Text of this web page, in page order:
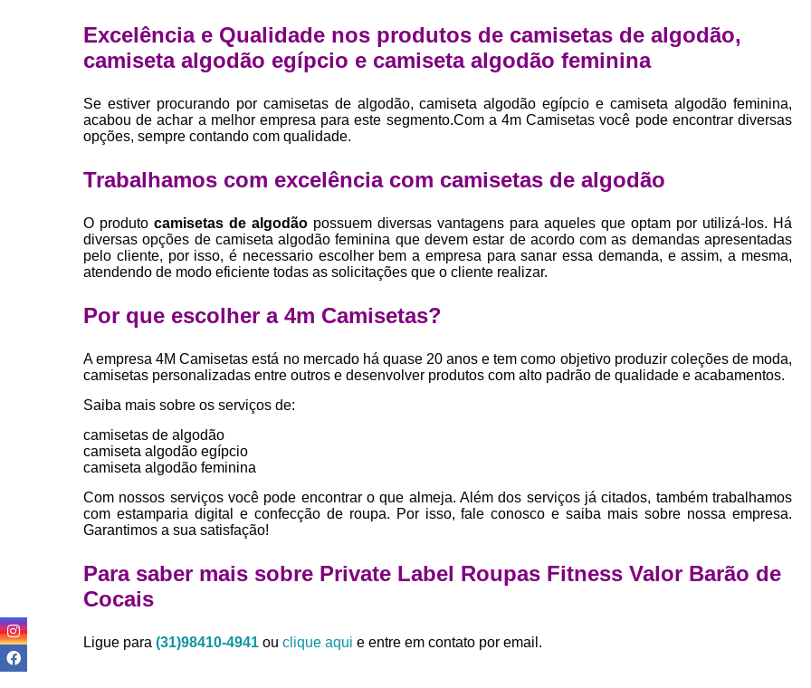
Desenvolvimento
Desenvolvimento de Estampas
Desenvolvimento Estampa de
Empresa Private Label
Private
Private Label Roupas
Estamparia de Camiseta
Estamparia Digital para Camisetas de
Estamparia em Camiseta de
Estamparia Digital em Tecido
Fábrica Camiseta
Excelência e Qualidade nos produtos de camisetas de algodão,
camiseta algodão egípcio e camiseta algodão feminina
Se estiver procurando por camisetas de algodão, camiseta algodão egípcio e camiseta algodão feminina,
acabou de achar a melhor empresa para este segmento.Com a 4m Camisetas você pode encontrar diversas
opções, sempre contando com qualidade.
Trabalhamos com excelência com camisetas de algodão
O produto camisetas de algodão possuem diversas vantagens para aqueles que optam por utilizá-los. Há
diversas opções de camiseta algodão feminina que devem estar de acordo com as demandas apresentadas
pelo cliente, por isso, é necessario escolher bem a empresa para sanar essa demanda, e assim, a mesma,
atendendo de modo eficiente todas as solicitações que o cliente realizar.
Por que escolher a 4m Camisetas?
A empresa 4M Camisetas está no mercado há quase 20 anos e tem como objetivo produzir coleções de moda,
camisetas personalizadas entre outros e desenvolver produtos com alto padrão de qualidade e acabamentos.
Saiba mais sobre os serviços de:
camisetas de algodão
camiseta algodão egípcio
camiseta algodão feminina
Com nossos serviços você pode encontrar o que almeja. Além dos serviços já citados, também trabalhamos
com estamparia digital e confecção de roupa. Por isso, fale conosco e saiba mais sobre nossa empresa.
Garantimos a sua satisfação!
Para saber mais sobre Private Label Roupas Fitness Valor Barão de
Cocais
Ligue para (31)98410-4941 ou clique aqui e entre em contato por email.